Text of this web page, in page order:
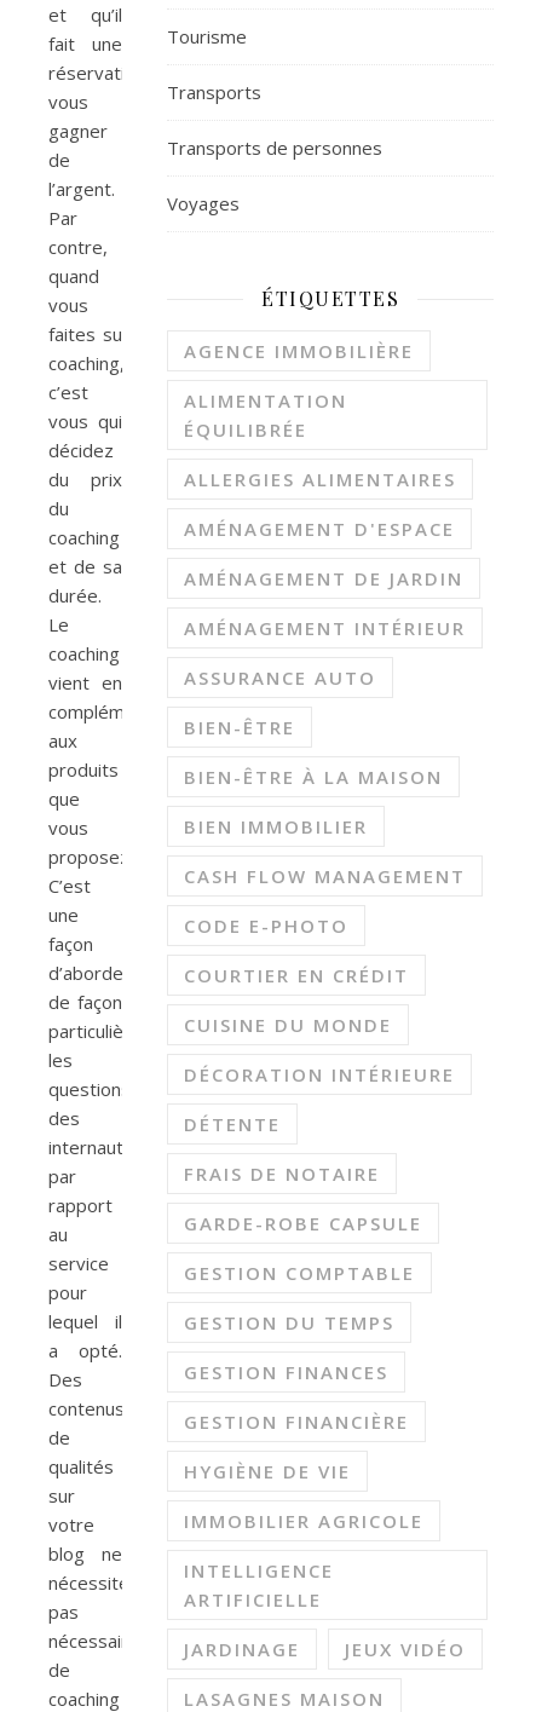
et qu’il
fait une
réservation,
vous
gagner
de
l’argent.
Par
contre,
quand
vous
faites su
coaching,
c’est
vous qui
décidez
du prix
du
coaching
et de sa
durée.
Le
coaching
vient en
complément
aux
produits
que
vous
proposez.
C’est
une
façon
d’aborder
de façon
particulière
les
questions
des
internautes
par
rapport
au
service
pour
lequel il
a opté.
Des
contenus
de
qualités
sur
votre
blog ne
nécessitent
pas
nécessairement
de
coaching
Tourisme
Transports
Transports de personnes
Voyages
ÉTIQUETTES
AGENCE IMMOBILIÈRE
ALIMENTATION
ÉQUILIBRÉE
ALLERGIES ALIMENTAIRES
AMÉNAGEMENT D'ESPACE
AMÉNAGEMENT DE JARDIN
AMÉNAGEMENT INTÉRIEUR
ASSURANCE AUTO
BIEN-ÊTRE
BIEN-ÊTRE À LA MAISON
BIEN IMMOBILIER
CASH FLOW MANAGEMENT
CODE E-PHOTO
COURTIER EN CRÉDIT
CUISINE DU MONDE
DÉCORATION INTÉRIEURE
DÉTENTE
FRAIS DE NOTAIRE
GARDE-ROBE CAPSULE
GESTION COMPTABLE
GESTION DU TEMPS
GESTION FINANCES
GESTION FINANCIÈRE
HYGIÈNE DE VIE
IMMOBILIER AGRICOLE
INTELLIGENCE
ARTIFICIELLE
JARDINAGE JEUX VIDÉO
LASAGNES MAISON